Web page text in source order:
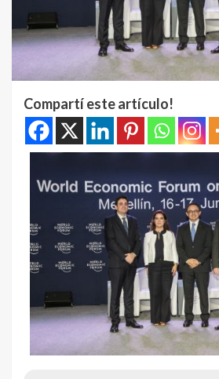
Compartí este artículo!